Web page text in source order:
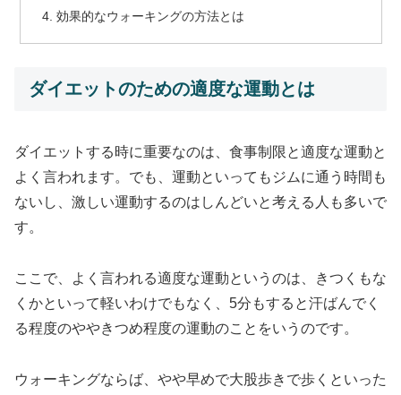
効果的なウォーキングの方法とは
ダイエットのための適度な運動とは
ダイエットする時に重要なのは、食事制限と適度な運動と
よく言われます。でも、運動といってもジムに通う時間も
ないし、激しい運動するのはしんどいと考える人も多いで
す。
ここで、よく言われる適度な運動というのは、きつくもな
くかといって軽いわけでもなく、5分もすると汗ばんでく
る程度のややきつめ程度の運動のことをいうのです。
ウォーキングならば、やや早めで大股歩きで歩くといった